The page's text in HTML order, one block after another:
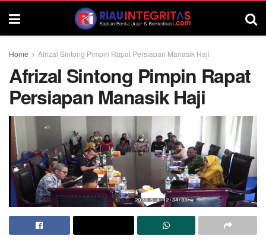
Home Afrizal Sintong Pimpin Rapat Persiapan Manasik Haji
Afrizal Sintong Pimpin Rapat
Persiapan Manasik Haji